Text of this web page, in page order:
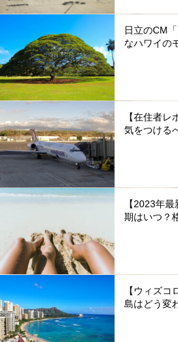
日立のCM
なハワイの
【在住者
気をつける
【2023年
期はいつ？
【ウィズ
島はどう変